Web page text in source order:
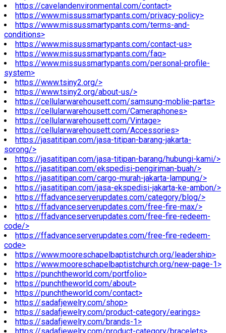
https://cavelandenvironmental.com/contact>
https://www.missussmartypants.com/privacy-policy>
https://www.missussmartypants.com/terms-and-
conditions>
https://www.missussmartypants.com/contact-us>
https://www.missussmartypants.com/faq>
https://www.missussmartypants.com/personal-profile-
system>
https://www.tsiny2.org/>
https://www.tsiny2.org/about-us/>
https://cellularwarehousett.com/samsung-moblie-parts>
https://cellularwarehousett.com/Cameraphones>
https://cellularwarehousett.com/Vintage>
https://cellularwarehousett.com/Accessories>
https://jasatitipan.com/jasa-titipan-barang-jakarta-
sorong/>
https://jasatitipan.com/jasa-titipan-barang/hubungi-kami/>
https://jasatitipan.com/ekspedisi-pengiriman-buah/>
https://jasatitipan.com/cargo-murah-jakarta-lampung/>
https://jasatitipan.com/jasa-ekspedisi-jakarta-ke-ambon/>
https://ffadvanceserverupdates.com/category/blog/>
https://ffadvanceserverupdates.com/free-fire-max/>
https://ffadvanceserverupdates.com/free-fire-redeem-
code/>
https://ffadvanceserverupdates.com/free-fire-redeem-
code>
https://www.mooreschapelbaptistchurch.org/leadership>
https://www.mooreschapelbaptistchurch.org/new-page-1>
https://punchtheworld.com/portfolio>
https://punchtheworld.com/about>
https://punchtheworld.com/contact>
https://sadafjewelry.com/shop>
https://sadafjewelry.com/product-category/earings>
https://sadafjewelry.com/brands-1>